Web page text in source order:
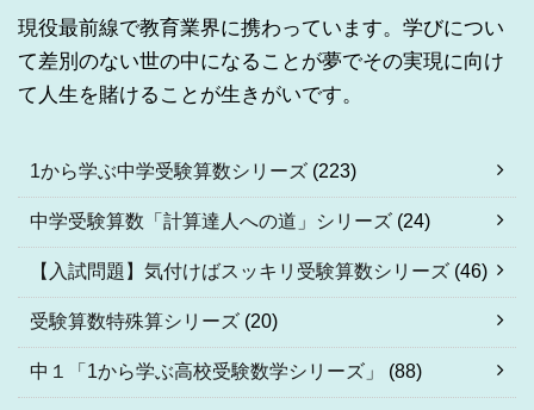
現役最前線で教育業界に携わっています。学びについ
て差別のない世の中になることが夢でその実現に向け
て人生を賭けることが生きがいです。
1から学ぶ中学受験算数シリーズ (223)
中学受験算数「計算達人への道」シリーズ (24)
【入試問題】気付けばスッキリ受験算数シリーズ (46)
受験算数特殊算シリーズ (20)
中１「1から学ぶ高校受験数学シリーズ」 (88)